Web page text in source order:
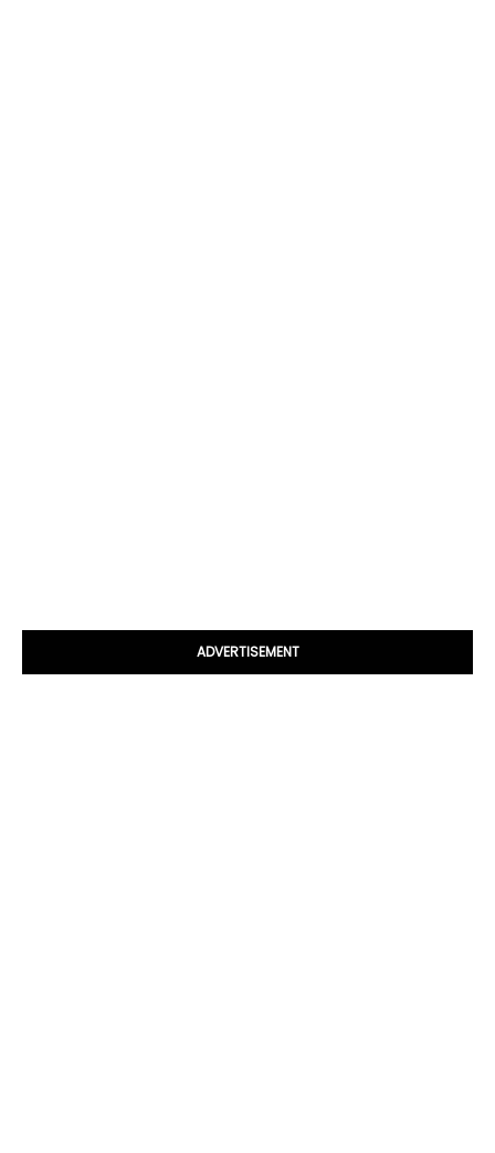
ADVERTISEMENT